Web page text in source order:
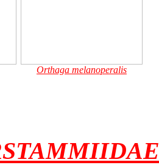
Orthaga melanoperalis